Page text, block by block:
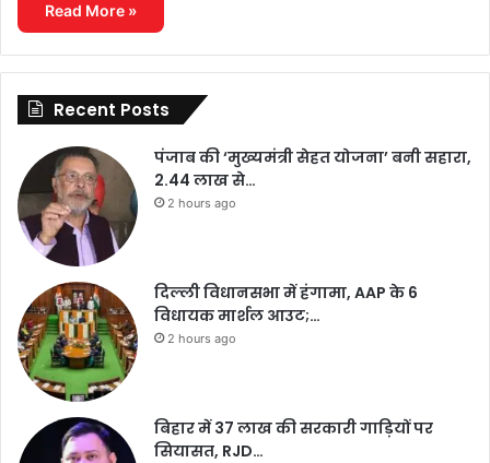
Read More »
Recent Posts
पंजाब की ‘मुख्यमंत्री सेहत योजना’ बनी सहारा,
2.44 लाख से…
2 hours ago
दिल्ली विधानसभा में हंगामा, AAP के 6
विधायक मार्शल आउट;…
2 hours ago
बिहार में 37 लाख की सरकारी गाड़ियों पर
सियासत, RJD…